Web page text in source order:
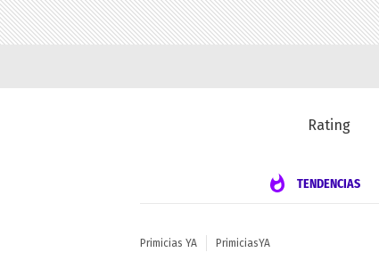
Rating
TENDENCIAS
Primicias YA PrimiciasYA